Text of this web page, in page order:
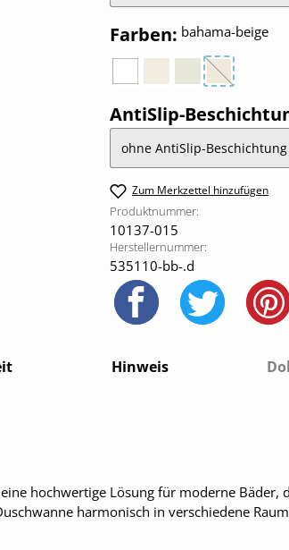
Farbenauswählen
: bahama-beige
weiß pergamonmanhattanbahama-beige
(Diese Option
AntiSlip-
Zum Merkzettel hinzufügen
Produktnummer:
10137-015
Herstellernummer:
535110-bb-.d
Hinweis
hochwertige Lösung für moderne Bäder,
harmonisch in verschiedene